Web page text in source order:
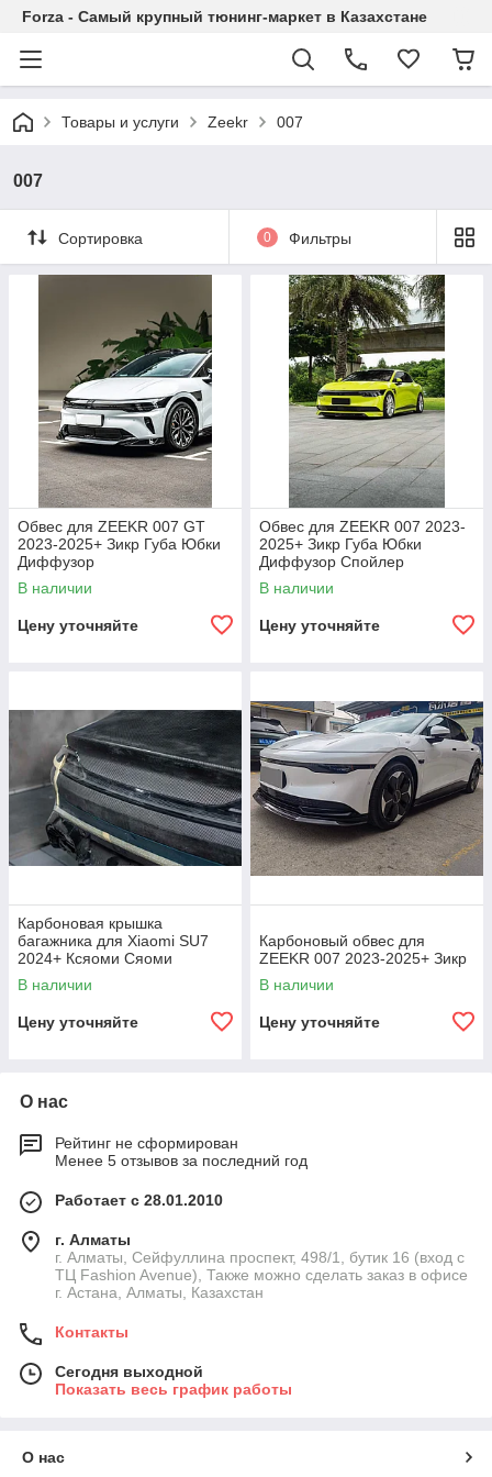
Forza - Самый крупный тюнинг-маркет в Казахстане
Товары и услуги Zeekr 007
007
Сортировка 0 Фильтры
Обвес для ZEEKR 007 GT
2023-2025+ Зикр Губа Юбки
Диффузор
В наличии
Цену уточняйте
Обвес для ZEEKR 007 2023-
2025+ Зикр Губа Юбки
Диффузор Спойлер
В наличии
Цену уточняйте
Карбоновая крышка
багажника для Xiaomi SU7
2024+ Ксяоми Сяоми
декоративный обвес
В наличии
Цену уточняйте
Карбоновый обвес для
ZEEKR 007 2023-2025+ Зикр
В наличии
Цену уточняйте
О нас
Рейтинг не сформирован
Менее 5 отзывов за последний год
Работает с 28.01.2010
г. Алматы
г. Алматы, Сейфуллина проспект, 498/1, бутик 16 (вход с
ТЦ Fashion Avenue), Также можно сделать заказ в офисе
г. Астана, Алматы, Казахстан
Контакты
Сегодня выходной
Показать весь график работы
О нас